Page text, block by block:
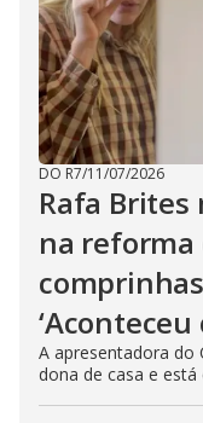
DO R7/11/07/2026
Rafa
na reforma
‘Aconteceu
A apresentadora do
dona de casa e